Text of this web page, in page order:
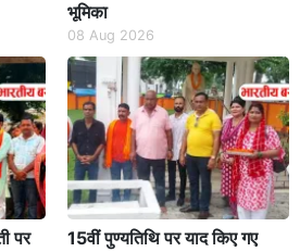
भूमिका
08 Aug 2026
पर
15वीं पुण्यतिथि पर याद किए गए